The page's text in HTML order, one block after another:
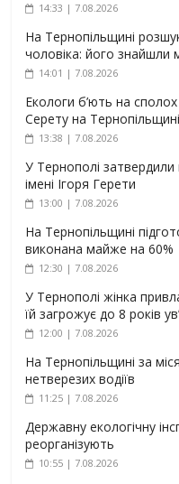
14:33 | 7.08.2026
На Тернопільщині
чоловіка: його знайшли
14:01 | 7.08.2026
Екологи б’ють на
Серету на Тернопільщині
13:38 | 7.08.2026
У Тернополі затвердили
імені Ігоря Герети
13:00 | 7.08.2026
На Тернопільщині
виконана майже на 60%
12:30 | 7.08.2026
У Тернополі жінка
їй загрожує до 8 років
12:00 | 7.08.2026
На Тернопільщині за
нетверезих водіїв
11:25 | 7.08.2026
Державну екологічну
реорганізують
10:55 | 7.08.2026